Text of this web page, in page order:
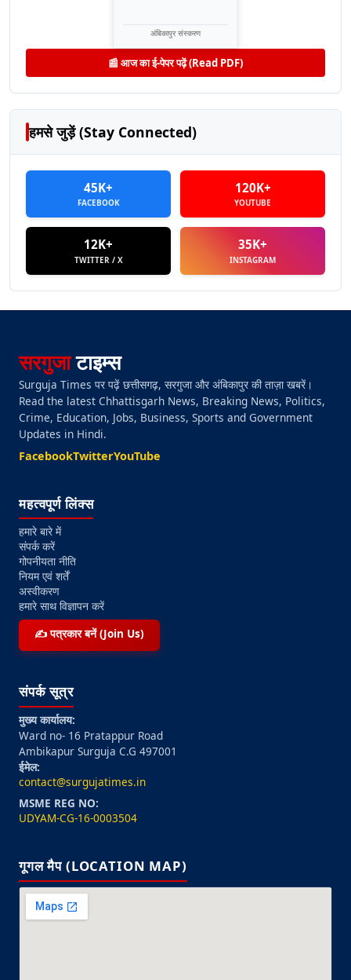
अंबिकापुर संस्करण
📰 आज का ई-पेपर पढ़ें (Read PDF)
हमसे जुड़ें (Stay Connected)
45K+
FACEBOOK
120K+
YOUTUBE
12K+
TWITTER / X
35K+
INSTAGRAM
सरगुजाटाइम्स
Surguja Times पर पढ़ें छत्तीसगढ़, सरगुजा और अंबिकापुर की ताज़ा खबरें।
Read the latest Chhattisgarh News, Breaking News, Politics,
Crime, Education, Jobs, Business, Sports and Government
Updates in Hindi.
FacebookTwitterYouTube
महत्वपूर्ण लिंक्स
हमारे बारे में
संपर्क करें
गोपनीयता नीति
नियम एवं शर्तें
अस्वीकरण
हमारे साथ विज्ञापन करें
✍️ पत्रकार बनें (Join Us)
संपर्क सूत्र
मुख्य कार्यालय:
Ward no- 16 Pratappur Road
Ambikapur Surguja C.G 497001
ईमेल:
contact@surgujatimes.in
MSME REG NO:
UDYAM-CG-16-0003504
गूगल मैप (LOCATION MAP)